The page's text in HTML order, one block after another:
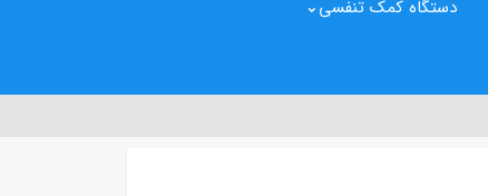
دستگاه کمک تنفسی